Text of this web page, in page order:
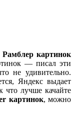
Рамблер картинок
— писал эти
не удивительно.
Яндекс выдает
что лучше качайте
картинок, можно